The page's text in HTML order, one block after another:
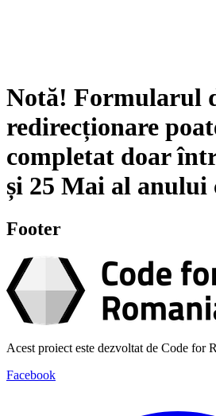
Notă! Formularul
redirecționare
completat doar
și 25 Mai al anului
Footer
Acest proiect este dezvoltat de Code for
Facebook